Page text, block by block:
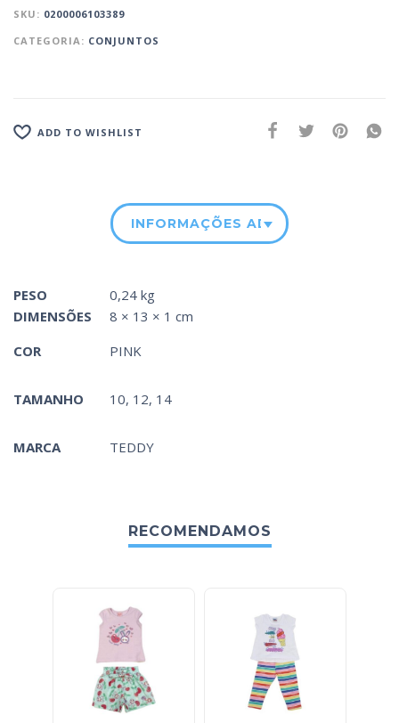
SKU: 0200006103389
CATEGORIA: CONJUNTOS
ADD TO WISHLIST
INFORMAÇÕES ADICIONAIS
PESO
0,24 kg
DIMENSÕES
8 × 13 × 1 cm
COR
PINK
TAMANHO 10, 12, 14
MARCA TEDDY
RECOMENDAMOS